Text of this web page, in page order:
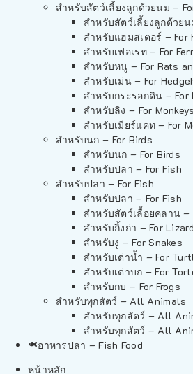
สำหรับสัตว์เลี้ยงลูกด้วยนม –
สำหรับสัตว์เลี้ยงลูกด้วย
สำหรับแฮมสเตอร์ – For
สำหรับเฟอเรท – For
สำหรับหนู – For Rats
สำหรับเม่น – For
สำหรับกระรอกดิน – For
สำหรับลิง – For Monkeys
สำหรับเมียร์แคท – For
สำหรับนก – For Birds
สำหรับนก – For Birds
สำหรับปลา – For Fish
สำหรับปลา – For Fish
สำหรับปลา – For Fish
สำหรับสัตว์เลื้อยคลาน –
สำหรับกิ้งก่า – For
สำหรับงู – For Snakes
สำหรับเต่าน้ำ – For
สำหรับเต่าบก – For
สำหรับกบ – For Frogs
สำหรับทุกสัตว์ – All Animals
สำหรับทุกสัตว์ – All
สำหรับทุกสัตว์ – All
อาหารปลา – Fish Food
หน้าหลัก